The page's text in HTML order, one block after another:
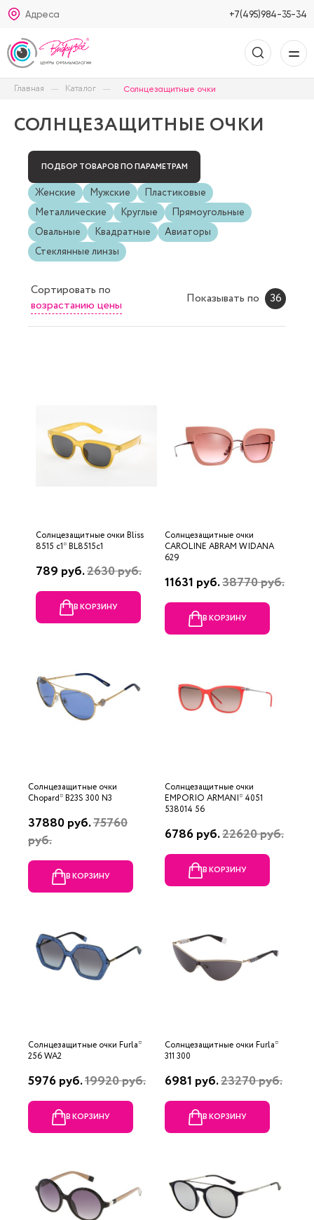
Адреса +7(495)984-35-34
Главная Каталог Солнцезащитные очки
СОЛНЦЕЗАЩИТНЫЕ ОЧКИ
ПОДБОР ТОВАРОВ ПО ПАРАМЕТРАМ
Женские Мужские
Пластиковые
Металлические
Круглые
Прямоугольные
Овальные
Квадратные
Авиаторы
Стеклянные линзы
Сортировать по
возрастанию цены
Показывать по 36
Солнцезащитные очки Bliss
8515 c1* BL8515c1
789 руб.2630 руб.
В КОРЗИНУ
Солнцезащитные очки
CAROLINE ABRAM WIDANA
629
11631 руб.38770 руб.
В КОРЗИНУ
Солнцезащитные очки
Chopard* B23S 300 N3
37880 руб.75760
руб.
В КОРЗИНУ
Солнцезащитные очки
EMPORIO ARMANI* 4051
538014 56
6786 руб.22620 руб.
В КОРЗИНУ
Солнцезащитные очки Furla*
256 WA2
5976 руб.19920 руб.
В КОРЗИНУ
Солнцезащитные очки Furla*
311 300
6981 руб.23270 руб.
В КОРЗИНУ